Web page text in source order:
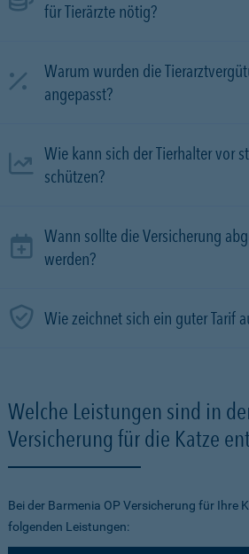
für Tierärzte nötig?
Warum wurden die
angepasst?
Wie kann sich der Tierhalter vor
schützen?
Wann sollte die Versicherung
werden?
Wie zeichnet sich ein guter Tarif
Welche Leistungen sind in
Versicherung für die Katze
Bei der Barmenia OP Versicherung für Ihre
folgenden Leistungen: